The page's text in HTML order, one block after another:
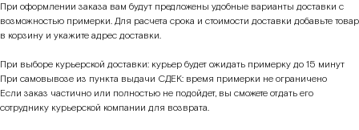
При оформлении заказа вам будут предложены удобные варианты доставки с
возможностью примерки. Для расчета срока и стоимости доставки добавьте товар
в корзину и укажите адрес доставки.
При выборе курьерской доставки: курьер будет ожидать примерку до 15 минут
При самовывозе из пункта выдачи СДЕК: время примерки не ограничено
Если заказ частично или полностью не подойдет, вы сможете отдать его
сотруднику курьерской компании для возврата.